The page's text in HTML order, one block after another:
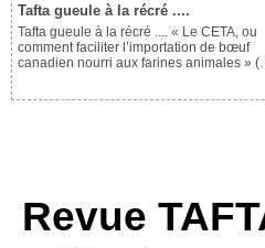
Tafta gueule à la récré ....
Tafta gueule à la récré .... « Le CETA, ou
comment faciliter l’importation de bœuf
canadien nourri aux farines animales »
Revue